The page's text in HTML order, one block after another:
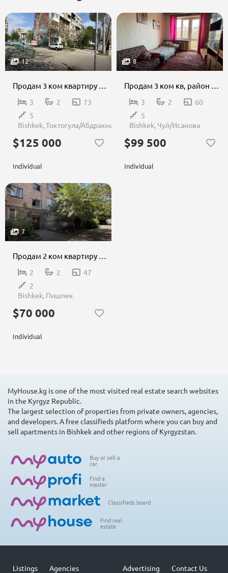
12
Продам 3 ком квартиру Тотогула/Абдрахманова
3 2
73
5
Bishkek, Токтогула/Абдрахманова
$125 000
Individual
8
Продам 3 ком кв, район Чуй/Исанова
3 2
60
5
Bishkek, Чуй/Исанова
$99 500
Individual
7
Продам 2 ком квартиру индивидуалка, район Пишпек
2 2
47
2
Bishkek, Пишпек
$70 000
Individual
MyHouse.kg is one of the most visited real estate search websites
in the Kyrgyz Republic.
The largest selection of properties from private owners, agencies,
and developers. A free classifieds platform where you can buy and
sell apartments in Bishkek and other regions of Kyrgyzstan.
Buy or sell a
car
Find a
master
Classifieds board
Find real
estate
Listings Agencies Advertising Contact Us